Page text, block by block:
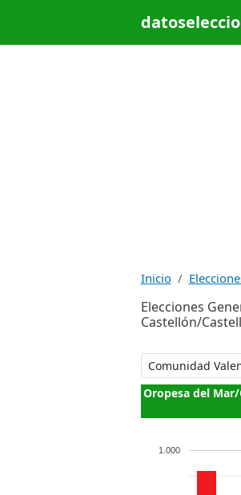
Inicio
Elecciones
Castellón/
Oropesa del
1.000